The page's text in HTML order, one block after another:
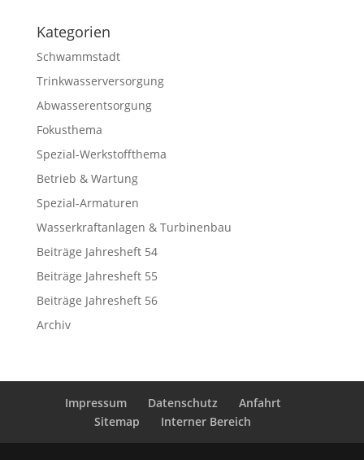
Kategorien
Schwammstadt
Trinkwasserversorgung
Abwasserentsorgung
Fokusthema
Spezial-Werkstoffthema
Betrieb & Wartung
Spezial-Armaturen
Wasserkraftanlagen & Turbinenbau
Beiträge Jahresheft 54
Beiträge Jahresheft 55
Beiträge Jahresheft 56
Archiv
Impressum Datenschutz
Anfahrt
Sitemap
Interner Bereich